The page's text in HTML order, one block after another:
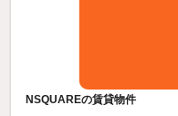
NSQUAREの賃貸物件